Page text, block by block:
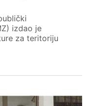
izdao je
za teritoriju